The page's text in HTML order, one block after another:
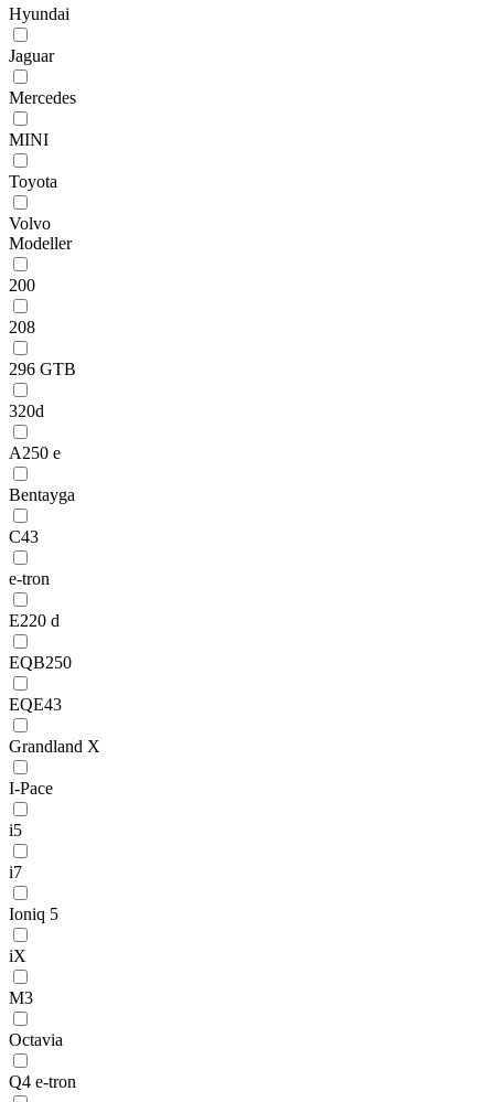
Hyundai
Jaguar
Mercedes
MINI
Toyota
Volvo
Modeller
200
208
296 GTB
320d
A250 e
Bentayga
C43
e-tron
E220 d
EQB250
EQE43
Grandland X
I-Pace
i5
i7
Ioniq 5
iX
M3
Octavia
Q4 e-tron